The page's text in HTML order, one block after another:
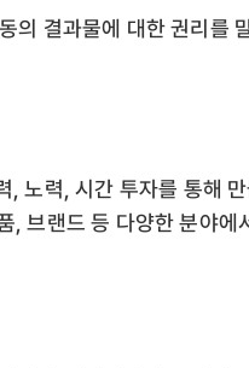
의 결과물에 대한 권리를
노력, 시간 투자를 통해
, 브랜드 등 다양한 분야에